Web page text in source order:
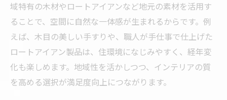
域特有の木材やロートアイアンなど地元の素材を活用す
ることで、空間に自然な一体感が生まれるからです。例
えば、木目の美しい手すりや、職人が手仕事で仕上げた
ロートアイアン製品は、住環境になじみやすく、経年変
化も楽しめます。地域性を活かしつつ、インテリアの質
を高める選択が満足度向上につながります。